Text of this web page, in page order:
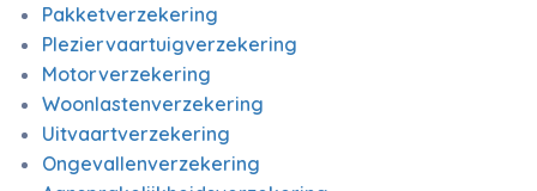
Pakketverzekering
Pleziervaartuigverzekering
Motorverzekering
Woonlastenverzekering
Uitvaartverzekering
Ongevallenverzekering